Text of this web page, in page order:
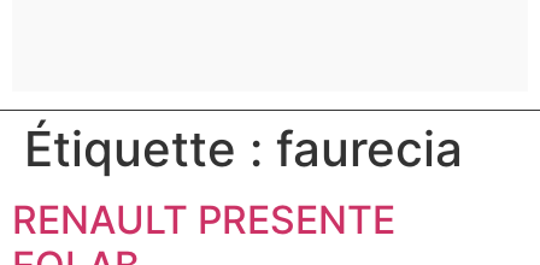
Étiquette : faurecia
RENAULT PRESENTE